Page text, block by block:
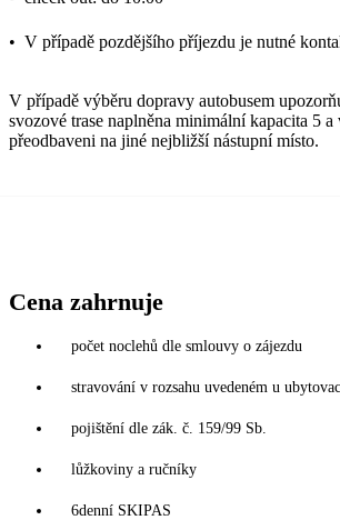
• V případě pozdějšího příjezdu je nutné
V případě výběru dopravy autobusem
svozové trase naplněna minimální kapacita 5
přeodbaveni na jiné nejbližší nástupní místo.
Cena zahrnuje
počet noclehů dle smlouvy o zájezdu
stravování v rozsahu uvedeném u
pojištění dle zák. č. 159/99 Sb.
lůžkoviny a ručníky
6denní SKIPAS